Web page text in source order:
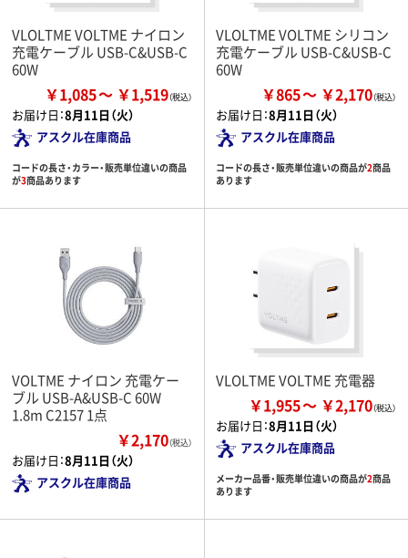
VLOLTME VOLTME ナイロン
充電ケーブル USB-C&USB-C
60W
￥1,085 ￥1,519
お届け日：8月11日（火）
アスクル在庫商品
コードの長さ・カラー・販売単位違いの商品
が3商品あります
VLOLTME VOLTME シリコン
充電ケーブル USB-C&USB-C
60W
￥865 ￥2,170
お届け日：8月11日（火）
アスクル在庫商品
コードの長さ・販売単位違いの商品が2商品
あります
VOLTME ナイロン 充電ケー
ブル USB-A&USB-C 60W
1.8m C2157 1点
￥2,170（税込）
お届け日：8月11日（火）
アスクル在庫商品
VLOLTME VOLTME 充電器
￥1,955 ￥2,170
お届け日：8月11日（火）
アスクル在庫商品
メーカー品番・販売単位違いの商品が2商品
あります